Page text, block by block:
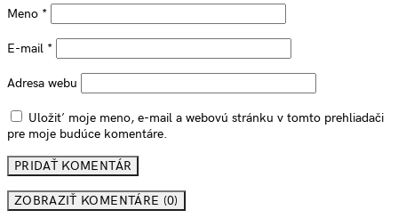
Meno *
E-mail *
Adresa webu
Uložiť moje meno, e-mail a webovú stránku v tomto prehliadači
pre moje budúce komentáre.
ZOBRAZIŤ KOMENTÁRE (0)